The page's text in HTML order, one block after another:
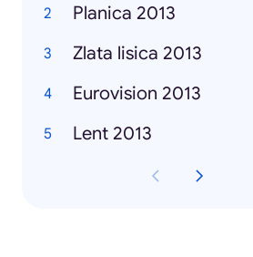
Planica 2013
Zlata lisica 2013
Eurovision 2013
Lent 2013